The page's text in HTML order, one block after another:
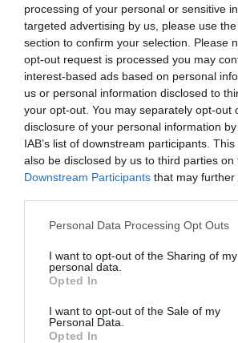
processing of your personal or sensitive
targeted advertising by us, please use
section to confirm your selection. Please
opt-out request is processed you may
interest-based ads based on personal
us or personal information disclosed to
your opt-out. You may separately opt-out
disclosure of your personal information
IAB’s list of downstream participants.
also be disclosed by us to third parties on
Downstream Participants that may
Personal Data Processing Opt Outs
I want to opt-out of the Sharing of my
personal data.
Opted In
I want to opt-out of the Sale of my
Personal Data.
Opted In
“Întrebau cu insistență unde e
ei a vorbit, vorbea bine italiană,
tăcuți”, au povestit victimele.
Numai după ce au tăiat urechea
convins că în acea casă nu e niciun
plece cu mâinile goale, au luat tot
numerar și trei cărți de credit de la